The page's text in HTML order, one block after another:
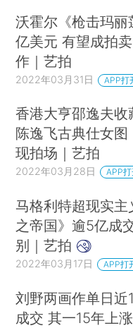
沃霍尔《枪击玛丽
亿美元 有望成拍
作｜艺拍
2022年03月31日 APP打
香港大亨邵逸夫
陈逸飞古典仕女图
现拍场｜艺拍
2022年03月28日 APP
马格利特超现实主
之帝国》逾5亿成
别｜艺拍
2022年03月17日 APP打
刘野两画作单日近
成交 其一15年上